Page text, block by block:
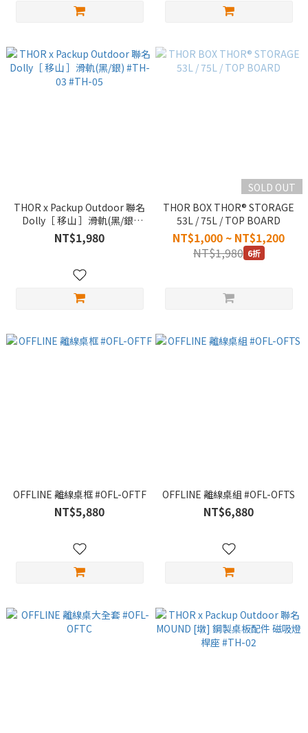
THOR x Packup Outdoor 聯名
Dolly［ 移山 ］滑軌(黑/銀)
#TH-03 #TH-05
NT$1,980
SOLD OUT
THOR BOX THOR® STORAGE
53L / 75L / TOP BOARD
NT$1,000 ~ NT$1,200
NT$1,980 6折
OFFLINE 離線桌框 #OFL-OFTF
NT$5,880
OFFLINE 離線桌組 #OFL-OFTS
NT$6,880